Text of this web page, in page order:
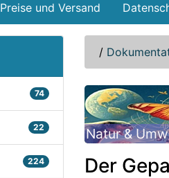
Preise und Versand
74
22
224
/
Natur &
Der